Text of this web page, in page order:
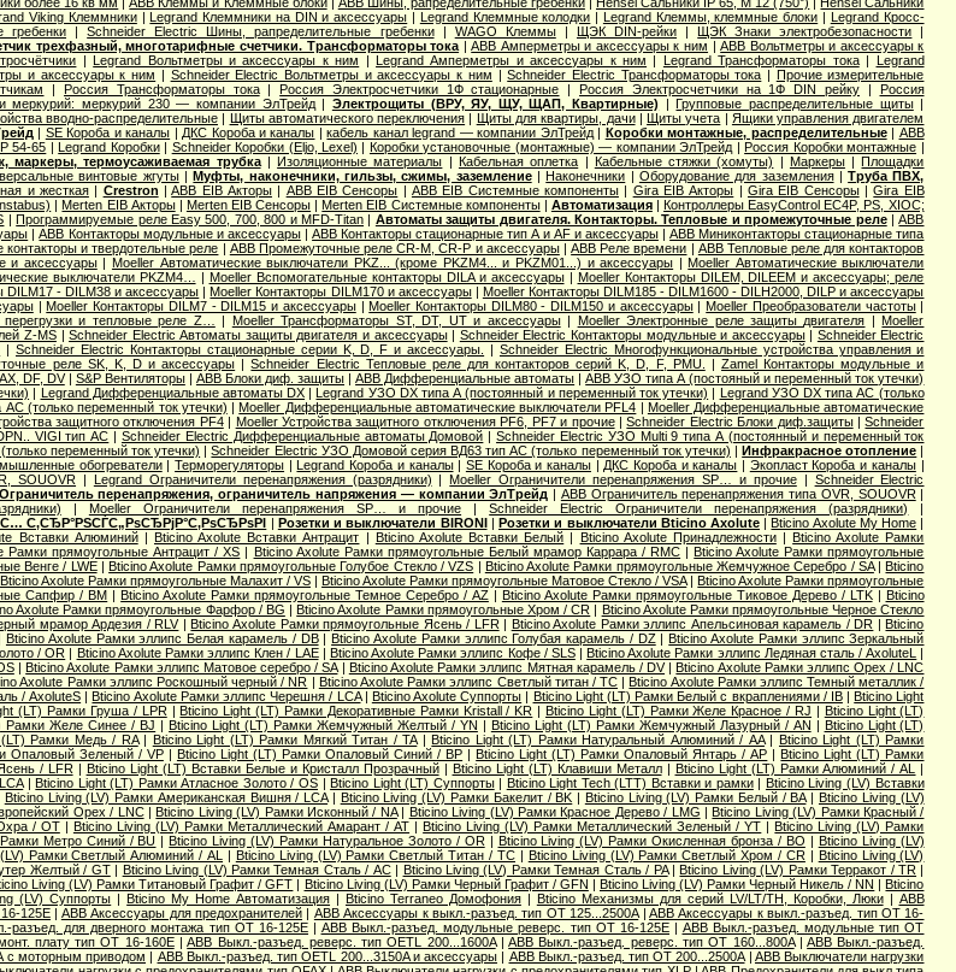
Viking Клеммники|Legrand Клеммники на DIN и аксессуары | Legrand Клеммные колодки | Legrand Клеммы, клеммные блоки | Legrand Кросс-
гребенки |Schneider Electric Шины, рапределительные гребенки| WAGO Клеммы| ЩЭК DIN-рейки |ЩЭК Знаки электробезопасности |
трехфазный, многотарифные счетчики. Трансформаторы тока |ABB Амперметры и аксессуары к ним |ABB Вольтметры и аксессуары к
|Legrand Вольтметры и аксессуары к ним |Legrand Амперметры и аксессуары к ним | Legrand Трансформаторы тока| Legrand
и аксессуары к ним | Schneider Electric Вольтметры и аксессуары к ним |Schneider Electric Трансформаторы тока | Прочие измерительные
|Россия Трансформаторы тока|Россия Электросчетчики 1Ф стационарные |Россия Электросчетчики на 1Ф DIN рейку| Россия
меркурий: меркурий 230 — компании ЭлТрейд| Электрощиты (ВРУ, ЯУ, ЩУ, ЩАП, Квартирные) |Групповые распределительные щиты|
вводно-распределительные| Щиты автоматического переключения | Щиты для квартиры, дачи|Щиты учета | Ящики управления двигателем
| SE Короба и каналы | ДКС Короба и каналы |кабель канал legrand — компании ЭлТрейд| Коробки монтажные, распределительные| ABB
54-65 |Legrand Коробки| Schneider Коробки (Eljo, Lexel) | Коробки установочные (монтажные) — компании ЭлТрейд |Россия Коробки монтажные |
маркеры, термоусаживаемая трубка|Изоляционные материалы | Кабельная оплетка | Кабельные стяжки (хомуты) | Маркеры|Площадки
винтовые жгуты|Муфты, наконечники, гильзы, сжимы, заземление|Наконечники | Оборудование для заземления|Труба ПВХ,
и жесткая| Crestron |ABB EIB Акторы| ABB EIB Сенсоры | ABB EIB Системные компоненты| Gira EIB Акторы | Gira EIB Сенсоры|Gira EIB
|Merten EIB Акторы| Merten EIB Сенсоры |Merten EIB Системные компоненты| Автоматизация|Контроллеры EasyControl EC4P, PS, XIOC;
|Программируемые реле Easy 500, 700, 800 и MFD-Titan | Автоматы защиты двигателя. Контакторы. Тепловые и промежуточные реле|ABB
|ABB Контакторы модульные и аксессуары|ABB Контакторы стационарные тип A и AF и аксессуары|ABB Миниконтакторы стационарные типа
и твердотельные реле | ABB Промежуточные реле CR-M, CR-P и аксессуары|ABB Реле времени | ABB Тепловые реле для контакторов
и аксессуары| Moeller Автоматические выключатели PKZ... (кроме PKZM4... и PKZM01...) и аксессуары |Moeller Автоматические выключатели
выключатели PKZM4… | Moeller Вспомогательные контакторы DILA и аксессуары| Moeller Контакторы DILEM, DILEEM и аксессуары; реле
DILM17 - DILM38 и аксессуары |Moeller Контакторы DILM170 и аксессуары| Moeller Контакторы DILM185 - DILM1600 - DILH2000, DILP и аксессуары
|Moeller Контакторы DILM7 - DILM15 и аксессуары|Moeller Контакторы DILM80 - DILM150 и аксессуары|Moeller Преобразователи частоты|
и тепловые реле Z… | Moeller Трансформаторы ST, DT, UT и аксессуары| Moeller Электронные реле защиты двигателя |Moeller
Z-MS|Schneider Electric Автоматы защиты двигателя и аксессуары| Schneider Electric Контакторы модульные и аксессуары| Schneider Electric
| Schneider Electric Контакторы стационарные серии K, D, F и аксессуары. | Schneider Electric Многофункциональные устройства управления и
реле SK, K, D и аксессуары |Schneider Electric Тепловые реле для контакторов серий K, D, F, PMU. |Zamel Контакторы модульные и
DF, DV| S&P Вентиляторы| ABB Блоки диф. защиты |ABB Дифференциальные автоматы |ABB УЗО типа А (постояный и переменный ток утечки)
| Legrand Дифференциальные автоматы DX |Legrand УЗО DX типа А (постоянный и переменный ток утечки) | Legrand УЗО DX типа АС (только
(только переменный ток утечки) |Moeller Дифференциальные автоматические выключатели PFL4 | Moeller Дифференциальные автоматические
защитного отключения PF4| Moeller Устройства защитного отключения PF6, PF7 и прочие|Schneider Electric Блоки диф.защиты|Schneider
VIGI тип AС | Schneider Electric Дифференциальные автоматы Домовой |Schneider Electric УЗО Multi 9 типа А (постоянный и переменный ток
переменный ток утечки) |Schneider Electric УЗО Домовой серия ВД63 тип АС (только переменный ток утечки) |Инфракрасное отопление |
обогреватели|Терморегуляторы |Legrand Короба и каналы| SE Короба и каналы| ДКС Короба и каналы | Экопласт Короба и каналы|
SOUOVR | Legrand Ограничители перенапряжения (разрядники) |Moeller Ограничители перенапряжения SP… и прочие| Schneider Electric
Ограничитель перенапряжения, ограничитель напряжения — компании ЭлТрейд | ABB Ограничитель перенапряжения типа OVR, SOUOVR|
| Moeller Ограничители перенапряжения SP… и прочие |Schneider Electric Ограничители перенапряжения (разрядники)
|
С‚СЂР°РЅСЃС„РѕСЂРјР°С‚РѕСЂРѕРІ | Розетки и выключатели BIRONI|Розетки и выключатели Bticino Axolute|Bticino Axolute My Home |
Вставки Алюминий| Bticino Axolute Вставки Антрацит | Bticino Axolute Вставки Белый | Bticino Axolute Принадлежности|Bticino Axolute Рамки
Рамки прямоугольные Антрацит / XS | Bticino Axolute Рамки прямоугольные Белый мрамор Каррара / RMC |Bticino Axolute Рамки прямоугольные
Венге / LWE|Bticino Axolute Рамки прямоугольные Голубое Стекло / VZS | Bticino Axolute Рамки прямоугольные Жемчужное Серебро / SA|Bticino
Bticino Axolute Рамки прямоугольные Малахит / VS|Bticino Axolute Рамки прямоугольные Матовое Стекло / VSA|Bticino Axolute Рамки прямоугольные
Сапфир / BM |Bticino Axolute Рамки прямоугольные Темное Серебро / AZ| Bticino Axolute Рамки прямоугольные Тиковое Дерево / LTK| Bticino
Axolute Рамки прямоугольные Фарфор / BG |Bticino Axolute Рамки прямоугольные Хром / CR | Bticino Axolute Рамки прямоугольные Черное Стекло
мрамор Ардезия / RLV|Bticino Axolute Рамки прямоугольные Ясень / LFR| Bticino Axolute Рамки эллипс Апельсиновая карамель / DR |Bticino
Bticino Axolute Рамки эллипс Белая карамель / DB|Bticino Axolute Рамки эллипс Голубая карамель / DZ|Bticino Axolute Рамки эллипс Зеркальный
/ OR | Bticino Axolute Рамки эллипс Клен / LAE| Bticino Axolute Рамки эллипс Кофе / SLS|Bticino Axolute Рамки эллипс Ледяная сталь / AxoluteL
|
|Bticino Axolute Рамки эллипс Матовое серебро / SA| Bticino Axolute Рамки эллипс Мятная карамель / DV|Bticino Axolute Рамки эллипс Орех / LNC
Axolute Рамки эллипс Роскошный черный / NR | Bticino Axolute Рамки эллипс Светлый титан / TC |Bticino Axolute Рамки эллипс Темный металлик /
/ AxoluteS |Bticino Axolute Рамки эллипс Черешня / LCA| Bticino Axolute Суппорты | Bticino Light (LT) Рамки Белый с вкраплениями / IB|Bticino Light
(LT) Рамки Груша / LPR|Bticino Light (LT) Рамки Декоративные Рамки Kristall / KR |Bticino Light (LT) Рамки Желе Красное / RJ | Bticino Light (LT)
Рамки Желе Синее / BJ |Bticino Light (LT) Рамки Жемчужный Желтый / YN | Bticino Light (LT) Рамки Жемчужный Лазурный / AN | Bticino Light (LT)
(LT) Рамки Медь / RA| Bticino Light (LT) Рамки Мягкий Титан / TA|Bticino Light (LT) Рамки Натуральный Алюминий / AA| Bticino Light (LT) Рамки
Опаловый Зеленый / VP| Bticino Light (LT) Рамки Опаловый Синий / BP |Bticino Light (LT) Рамки Опаловый Янтарь / AP |Bticino Light (LT) Рамки
/ LFR| Bticino Light (LT) Вставки Белые и Кристалл Прозрачный| Bticino Light (LT) Клавиши Металл| Bticino Light (LT) Рамки Алюминий / AL
|
|Bticino Light (LT) Рамки Атласное Золото / OS |Bticino Light (LT) Суппорты| Bticino Light Tech (LTT) Вставки и рамки| Bticino Living (LV) Вставки
Bticino Living (LV) Рамки Американская Вишня / LCA| Bticino Living (LV) Рамки Бакелит / BK | Bticino Living (LV) Рамки Белый / BA| Bticino Living (LV)
Орех / LNC|Bticino Living (LV) Рамки Исконный / NA| Bticino Living (LV) Рамки Красное Дерево / LMG |Bticino Living (LV) Рамки Красный /
/ OT| Bticino Living (LV) Рамки Металлический Амарант / AT |Bticino Living (LV) Рамки Металлический Зеленый / YT |Bticino Living (LV) Рамки
Метро Синий / BU |Bticino Living (LV) Рамки Натуральное Золото / OR| Bticino Living (LV) Рамки Окисленная бронза / BO | Bticino Living (LV)
Рамки Светлый Алюминий / AL | Bticino Living (LV) Рамки Светлый Титан / TC| Bticino Living (LV) Рамки Светлый Хром / CR| Bticino Living (LV)
Желтый / GT| Bticino Living (LV) Рамки Темная Сталь / AC| Bticino Living (LV) Рамки Темная Сталь / PA|Bticino Living (LV) Рамки Терракот / TR |
Living (LV) Рамки Титановый Графит / GFT | Bticino Living (LV) Рамки Черный Графит / GFN | Bticino Living (LV) Рамки Черный Никель / NN |Bticino
(LV) Суппорты |Bticino My Home Автоматизация | Bticino Terraneo Домофония| Bticino Механизмы для серий LV/LT/TH, Коробки, Люки| ABB
125E | ABB Аксессуары для предохранителей | ABB Аксессуары к выкл.-разъед. тип OT 125...2500A|ABB Аксессуары к выкл.-разъед. тип OT 16-
разъед. для дверного монтажа тип OT 16-125E | ABB Выкл.-разъед. модульные реверс. тип OT 16-125E | ABB Выкл.-разъед. модульные тип OT
плату тип OT 16-160E|ABB Выкл.-разъед. реверс. тип OETL 200...1600A|ABB Выкл.-разъед. реверс. тип OT 160...800A|ABB Выкл.-разъед.
с моторным приводом | ABB Выкл.-разъед. тип OETL 200...3150A и аксессуары | ABB Выкл.-разъед. тип OT 200...2500A| ABB Выключатели нагрузки